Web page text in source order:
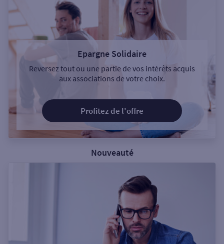
Epargne Solidaire
Reversez tout ou une partie de vos intérêts acquis
aux associations de votre choix.
Profitez de l'offre
Nouveauté